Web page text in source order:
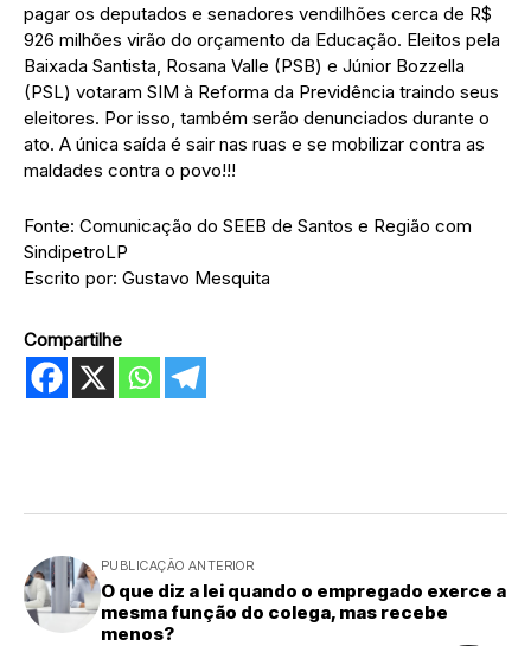
pagar os deputados e senadores vendilhões cerca de R$
926 milhões virão do orçamento da Educação. Eleitos pela
Baixada Santista, Rosana Valle (PSB) e Júnior Bozzella
(PSL) votaram SIM à Reforma da Previdência traindo seus
eleitores. Por isso, também serão denunciados durante o
ato. A única saída é sair nas ruas e se mobilizar contra as
maldades contra o povo!!!
Fonte: Comunicação do SEEB de Santos e Região com
SindipetroLP
Escrito por: Gustavo Mesquita
Compartilhe
PUBLICAÇÃO ANTERIOR
O que diz a lei quando o empregado exerce a
mesma função do colega, mas recebe
menos?